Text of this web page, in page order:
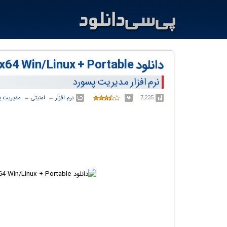
دانلود KeePassXC v2.7.8 x86/x64 Win/Linux + Portable
نرم افزار مدیریت پسورد
7,235 نرم افزار ← ‏ امنیتی ← ‏ مدیریت